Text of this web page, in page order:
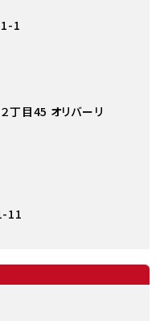
1
丁目45 オリバーリ
11